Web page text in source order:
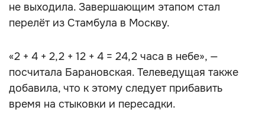
не выходила. Завершающим этапом стал
перелёт из Стамбула в Москву.
«2 + 4 + 2,2 + 12 + 4 = 24,2 часа в небе», —
посчитала Барановская. Телеведущая также
добавила, что к этому следует прибавить
время на стыковки и пересадки.